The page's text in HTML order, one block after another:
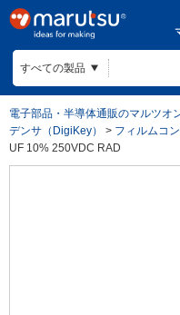
電子部品・半導体通販のマルツオ
デンサ（DigiKey）
> フィルムコ
UF 10% 250VDC RAD